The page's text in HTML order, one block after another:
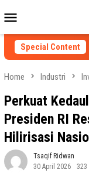
to
contentMenu
Special Content
Home Industri
Perkuat
Presiden RI
Hilirisasi
Tsaqif Ridwan
30 April 2026
323